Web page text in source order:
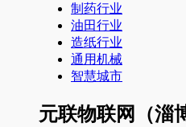
制药行业
油田行业
造纸行业
通用机械
智慧城市
元联物联网（淄